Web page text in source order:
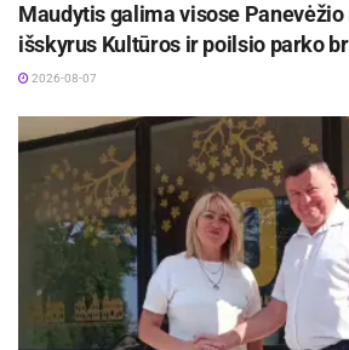
Maudytis galima visose
išskyrus Kultūros ir poilsio parko
2026-08-07